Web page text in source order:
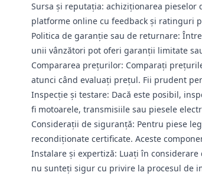
Sursa și reputația: achiziționarea
platforme online cu feedback și ratinguri
Politica de garanție sau de returnare:
unii vânzători pot oferi garanții limitate
Compararea prețurilor: Comparați
atunci când evaluați prețul. Fii prudent
Inspecție și testare: Dacă este posibil,
fi motoarele, transmisiile sau piesele
Considerații de siguranță: Pentru piese
recondiționate certificate. Aceste
Instalare și expertiză: Luați în
nu sunteți sigur cu privire la procesul de